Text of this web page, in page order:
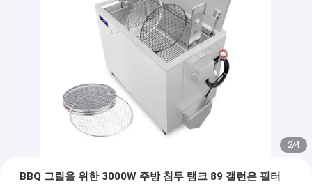
2/4
BBQ 그릴을 위한 3000W 주방 침투 탱크 89 갤런은 필터